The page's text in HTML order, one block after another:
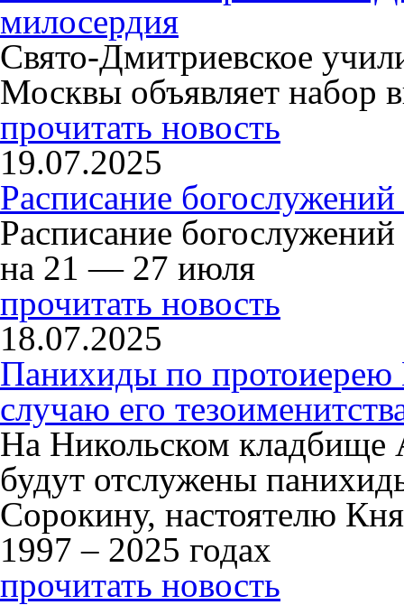
милосердия
Свято-Дмитриевское
Москвы объявляет набор
прочитать новость
19.07.2025
Расписание
Расписание
на 21 — 27 июля
прочитать новость
18.07.2025
Панихиды по
случаю его
На Никольском кладбище
будут отслужены
Сорокину, настоятелю
1997 – 2025 годах
прочитать новость